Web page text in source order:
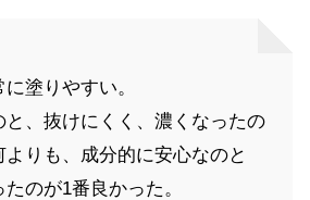
塗りやすい。
と、抜けにくく、濃くなったの
りも、成分的に安心なのと
のが1番良かった。